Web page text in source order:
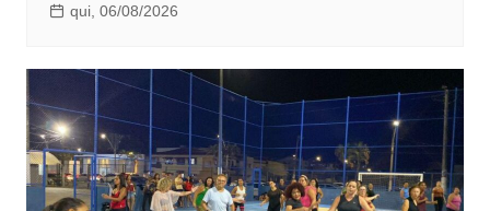
qui, 06/08/2026